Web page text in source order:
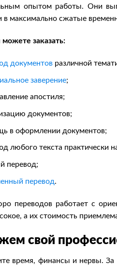
опытом работы. Они
в максимально сжатые
заказать:
документовразличной
заверение;
апостиля;
документов;
в оформлении документов;
любого текста практически
перевод;
перевод.
переводов работает с
а их стоимость
свой
время, финансы и нервы.